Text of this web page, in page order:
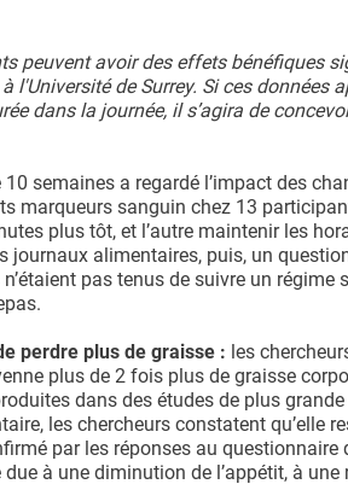
peuvent avoir des effets bénéfiques
de Surrey. Si ces données
dans la journée, il s’agira de
10 semaines a regardé l’impact des
marqueurs sanguin chez 13
plus tôt, et l’autre maintenir les
alimentaires, puis, un
pas tenus de suivre un
perdre plus de graisse : les
plus de 2 fois plus de graisse
dans des études de plus grande
les chercheurs constatent qu’elle
par les réponses au questionnaire
à une diminution de l’appétit, à une